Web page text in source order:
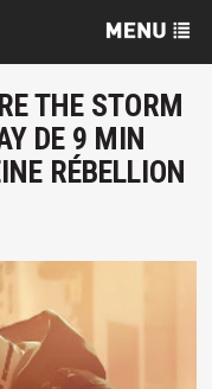
THE STORM
DE 9 MIN
RÉBELLION